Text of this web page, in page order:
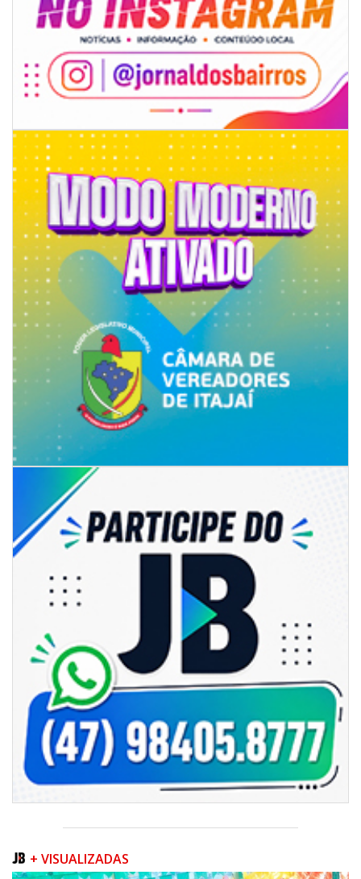
06/08/2026 | 07:00
Inscrições para a exploração da gastronomia do 14º Acampamento
CAMBORIÚ
06/08/2026 | 07:00
Camboriú: exposição de arte transforma o Paço Municipal em um espaço
de cultura
+ VISUALIZADAS